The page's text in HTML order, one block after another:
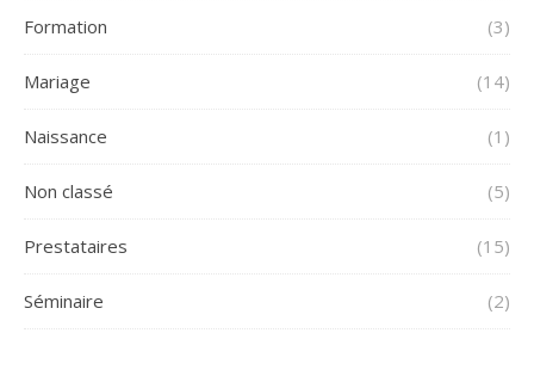
Formation (3)
Mariage (14)
Naissance (1)
Non classé (5)
Prestataires (15)
Séminaire (2)